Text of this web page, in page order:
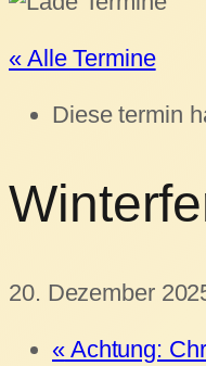
« Alle Termine
Diese termin
20. Dezember
«Achtung: